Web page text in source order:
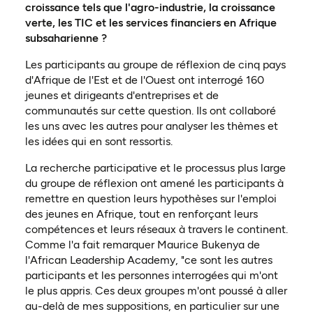
croissance tels que l'agro-industrie, la croissance
verte, les TIC et les services financiers en Afrique
subsaharienne ?
Les participants au groupe de réflexion de cinq pays
d'Afrique de l'Est et de l'Ouest ont interrogé 160
jeunes et dirigeants d'entreprises et de
communautés sur cette question. Ils ont collaboré
les uns avec les autres pour analyser les thèmes et
les idées qui en sont ressortis.
La recherche participative et le processus plus large
du groupe de réflexion ont amené les participants à
remettre en question leurs hypothèses sur l'emploi
des jeunes en Afrique, tout en renforçant leurs
compétences et leurs réseaux à travers le continent.
Comme l'a fait remarquer Maurice Bukenya de
l'African Leadership Academy, "ce sont les autres
participants et les personnes interrogées qui m'ont
le plus appris. Ces deux groupes m'ont poussé à aller
au-delà de mes suppositions, en particulier sur une